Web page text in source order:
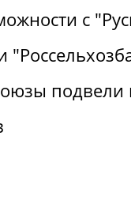
с
подвели